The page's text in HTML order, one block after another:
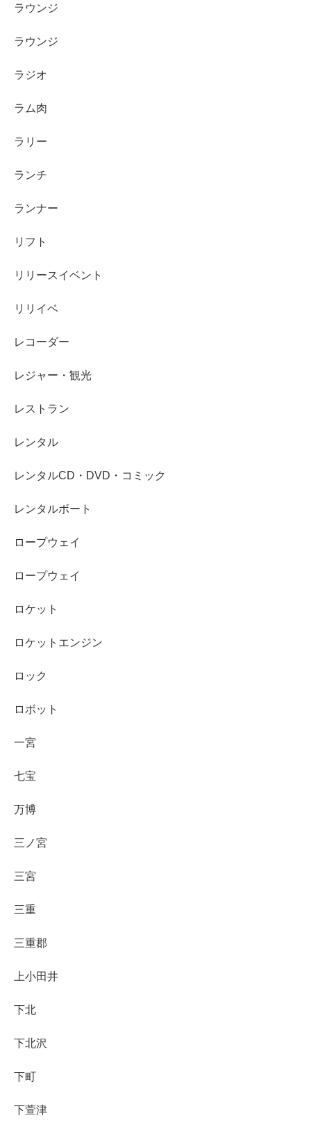
ラウンジ
ラウンジ
ラジオ
ラム肉
ラリー
ランチ
ランナー
リフト
リリースイベント
リリイベ
レコーダー
レジャー・観光
レストラン
レンタル
レンタルCD・DVD・コミック
レンタルボート
ロープウェイ
ロープウェイ
ロケット
ロケットエンジン
ロック
ロボット
一宮
七宝
万博
三ノ宮
三宮
三重
三重郡
上小田井
下北
下北沢
下町
下萱津